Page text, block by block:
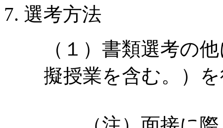
選考方法
（１）書類選考の
擬授業を含む。）